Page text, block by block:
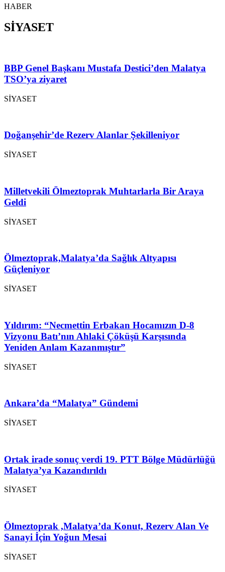
HABER
SİYASET
BBP Genel Başkanı Mustafa Destici’den Malatya
TSO’ya ziyaret
SİYASET
Doğanşehir’de Rezerv Alanlar Şekilleniyor
SİYASET
Milletvekili Ölmeztoprak Muhtarlarla Bir Araya
Geldi
SİYASET
Ölmeztoprak,Malatya’da Sağlık Altyapısı
Güçleniyor
SİYASET
Yıldırım: “Necmettin Erbakan Hocamızın D-8
Vizyonu Batı’nın Ahlaki Çöküşü Karşısında
Yeniden Anlam Kazanmıştır”
SİYASET
Ankara’da “Malatya” Gündemi
SİYASET
Ortak irade sonuç verdi 19. PTT Bölge Müdürlüğü
Malatya’ya Kazandırıldı
SİYASET
Ölmeztoprak ,Malatya’da Konut, Rezerv Alan Ve
Sanayi İçin Yoğun Mesai
SİYASET